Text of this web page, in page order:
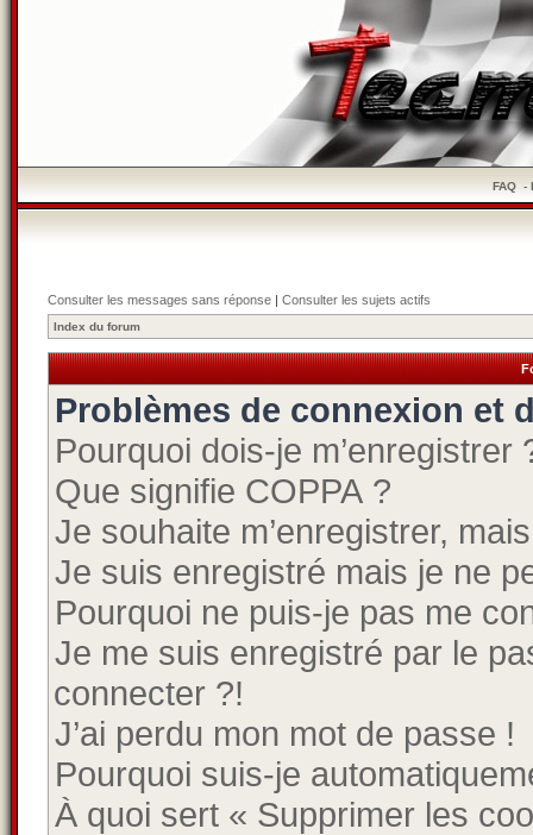
FAQ-
Consulter les messages sans réponse | Consulter les sujets actifs
Index du forum
Problèmes de connexion et
Pourquoi dois-je m’enregistrer
Que signifie COPPA ?
Je souhaite m’enregistrer,
Je suis enregistré mais je ne
Pourquoi ne puis-je pas me
Je me suis enregistré par le
connecter ?!
J’ai perdu mon mot de passe !
Pourquoi suis-je
À quoi sert « Supprimer les